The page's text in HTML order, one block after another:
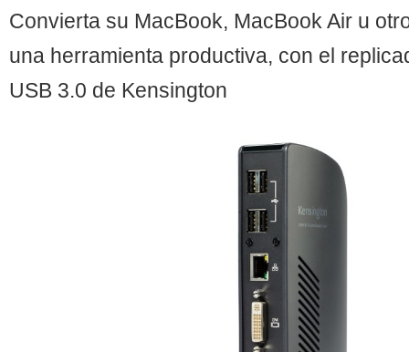
Convierta su MacBook, MacBook Air u
una herramienta productiva, con el
USB 3.0 de Kensington